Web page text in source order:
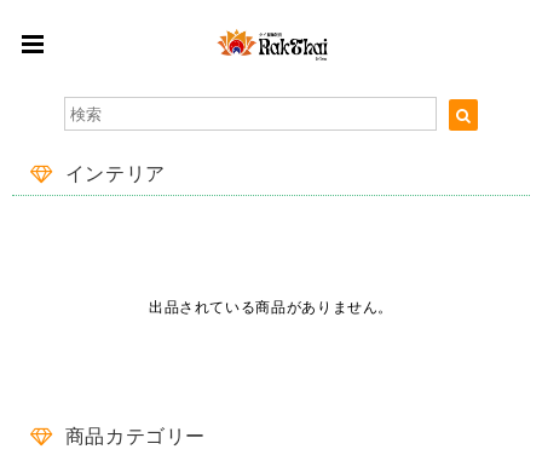
インテリア
出品されている商品がありません。
商品カテゴリー